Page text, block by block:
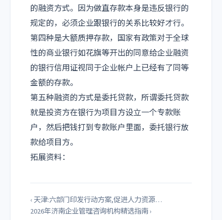
的融资方式。因为做直存款本身是违反银行的
规定的，必须企业跟银行的关系比较好才行。
第四种是大额质押存款，国家有政策对于全球
性的商业银行如花旗等开出的同意给企业融资
的银行信用证视同于企业帐户上已经有了同等
金额的存款。
第五种融资的方式是委托贷款，所谓委托贷款
就是投资方在银行为项目方设立一个专款账
户，然后把钱打到专款账户里面，委托银行放
款给项目方。
拓展资料：
‹ 天津:六部门印发行动方案,促进人力资源…
2026年济南企业管理咨询机构精选指南 ›